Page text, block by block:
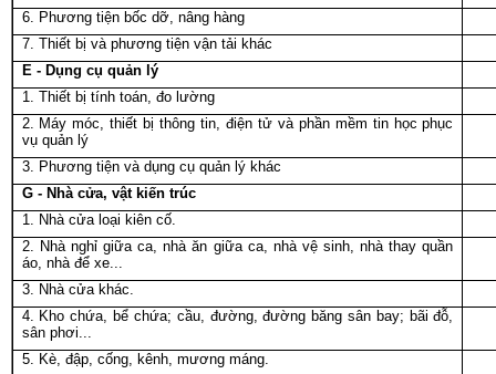
6. Phương tiện bốc dỡ, nâng hàng
7. Thiết bị và phương tiện vận tải khác
E - Dụng cụ quản lý
1. Thiết bị tính toán, đo lường
2. Máy móc, thiết bị thông tin, điện tử và phần mềm tin học phục
vụ quản lý
3. Phương tiện và dụng cụ quản lý khác
G - Nhà cửa, vật kiến trúc
1. Nhà cửa loại kiên cố.
2. Nhà nghỉ giữa ca, nhà ăn giữa ca, nhà vệ sinh, nhà thay quần
áo, nhà để xe...
3. Nhà cửa khác.
4. Kho chứa, bể chứa; cầu, đường, đường băng sân bay; bãi đỗ,
sân phơi...
5. Kè, đập, cống, kênh, mương máng.